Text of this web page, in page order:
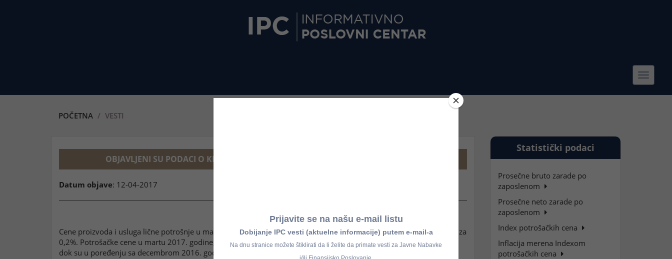
Toggle
POČETNA VESTI
OBJAVLJENI SU PODACI O KRETANJU POTROŠAČKIH CENA U MARTU 2017. godine
Datum objave: 12-04-2017
Cene proizvoda i usluga lične potrošnje u martu 2017. godine, u odnosu na februar 2017. godine, u proseku su više za
0,2%. Potrošačke cene u martu 2017. godine, u poređenju sa istim mesecom prethodne godine, povećane su 3,6%,
dok su u poređenju sa decembrom 2016. godine povećane 2,4%.
Statistički podaci
Prosečne bruto zarade po
zaposlenom
Prosečne neto zarade po
zaposlenom
Index potrošačkih cena
Inflacija merena Indexom
potrošačkih cena